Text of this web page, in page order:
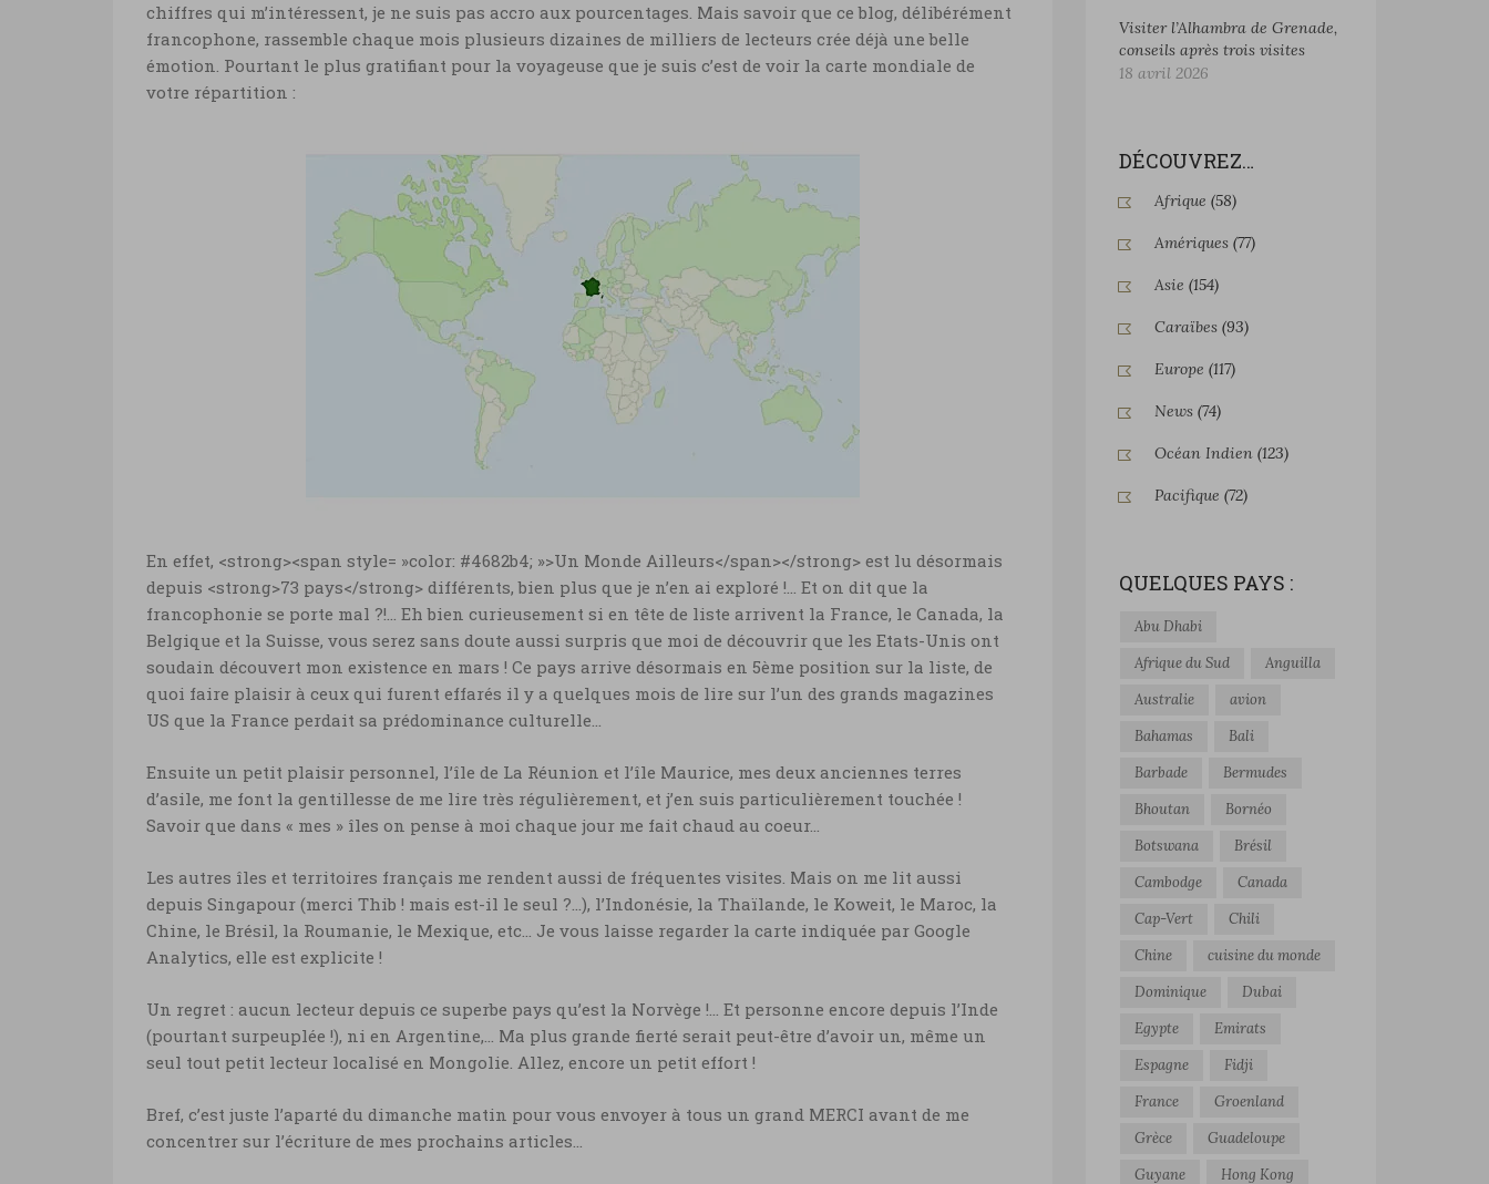
chiffres qui m’intéressent, je ne suis pas accro aux pourcentages. Mais savoir que ce blog, délibérément
francophone, rassemble chaque mois plusieurs dizaines de milliers de lecteurs crée déjà une belle
émotion. Pourtant le plus gratifiant pour la voyageuse que je suis c’est de voir la carte mondiale de
votre répartition :
En effet, <strong><span style= »color: #4682b4; »>Un Monde Ailleurs</span></strong> est lu désormais
depuis <strong>73 pays</strong> différents, bien plus que je n’en ai exploré !… Et on dit que la
francophonie se porte mal ?!… Eh bien curieusement si en tête de liste arrivent la France, le Canada, la
Belgique et la Suisse, vous serez sans doute aussi surpris que moi de découvrir que les Etats-Unis ont
soudain découvert mon existence en mars ! Ce pays arrive désormais en 5ème position sur la liste, de
quoi faire plaisir à ceux qui furent effarés il y a quelques mois de lire sur l’un des grands magazines
US que la France perdait sa prédominance culturelle…
Ensuite un petit plaisir personnel, l’île de La Réunion et l’île Maurice, mes deux anciennes terres
d’asile, me font la gentillesse de me lire très régulièrement, et j’en suis particulièrement touchée !
Savoir que dans « mes » îles on pense à moi chaque jour me fait chaud au coeur…
Les autres îles et territoires français me rendent aussi de fréquentes visites. Mais on me lit aussi
depuis Singapour (merci Thib ! mais est-il le seul ?…), l’Indonésie, la Thaïlande, le Koweit, le Maroc, la
Chine, le Brésil, la Roumanie, le Mexique, etc… Je vous laisse regarder la carte indiquée par Google
Analytics, elle est explicite !
Un regret : aucun lecteur depuis ce superbe pays qu’est la Norvège !… Et personne encore depuis l’Inde
(pourtant surpeuplée !), ni en Argentine,… Ma plus grande fierté serait peut-être d’avoir un, même un
seul tout petit lecteur localisé en Mongolie. Allez, encore un petit effort !
Bref, c’est juste l’aparté du dimanche matin pour vous envoyer à tous un grand MERCI avant de me
concentrer sur l’écriture de mes prochains articles…
Visiter l’Alhambra de Grenade,
conseils après trois visites
18 avril 2026
DÉCOUVREZ…
Afrique (58)
Amériques(77)
Asie (154)
Caraïbes(93)
Europe (117)
News(74)
Océan Indien(123)
Pacifique (72)
QUELQUES PAYS :
Abu Dhabi
Afrique du Sud
Anguilla
Australie
avion
Bahamas
Bali
Barbade
Bermudes
Bhoutan
Bornéo
Botswana
Brésil
Cambodge
Canada
Cap-Vert
Chili
Chine
cuisine du monde
Dominique
Dubai
Egypte
Emirats
Espagne
Fidji
France
Groenland
Grèce
Guadeloupe
Guyane
Hong Kong